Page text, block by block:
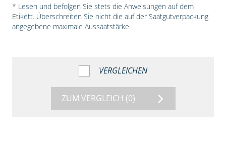
* Lesen und befolgen Sie stets die Anweisungen auf dem
Etikett. Überschreiten Sie nicht die auf der Saatgutverpackung
angegebene maximale Aussaatstärke.
VERGLEICHEN
ZUM VERGLEICH (0)